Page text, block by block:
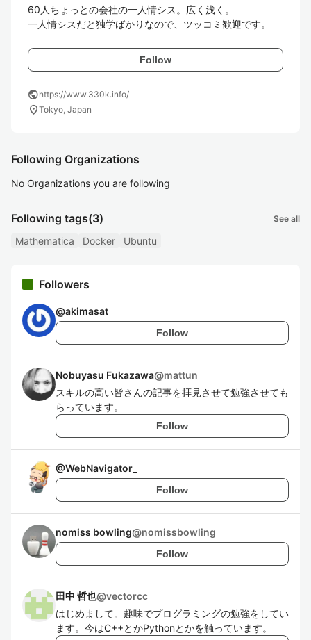
60人ちょっとの会社の一人情シス。広く浅く。
一人情シスだと独学ばかりなので、ツッコミ歓迎です。
Follow
publichttps://www.330k.info/
location_onTokyo, Japan
Following Organizations
No Organizations you are following
Following tags(3) See all
Mathematica Docker Ubuntu
Followers
@akimasat
Follow
Nobuyasu Fukazawa@mattun
スキルの高い皆さんの記事を拝見させて勉強させても
らっています。
Follow
@WebNavigator_
Follow
nomiss bowling@nomissbowling
Follow
田中 哲也@vectorcc
はじめまして。趣味でプログラミングの勉強をしてい
ます。今はC++とかPythonとかを触っています。